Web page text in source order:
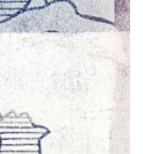
1967
1962